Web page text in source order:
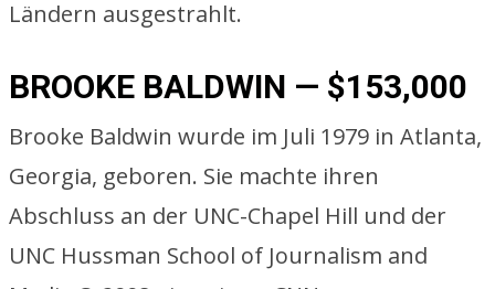
Ländern ausgestrahlt.
BROOKE BALDWIN — $153,000
Brooke Baldwin wurde im Juli 1979 in Atlanta,
Georgia, geboren. Sie machte ihren
Abschluss an der UNC-Chapel Hill und der
UNC Hussman School of Journalism and